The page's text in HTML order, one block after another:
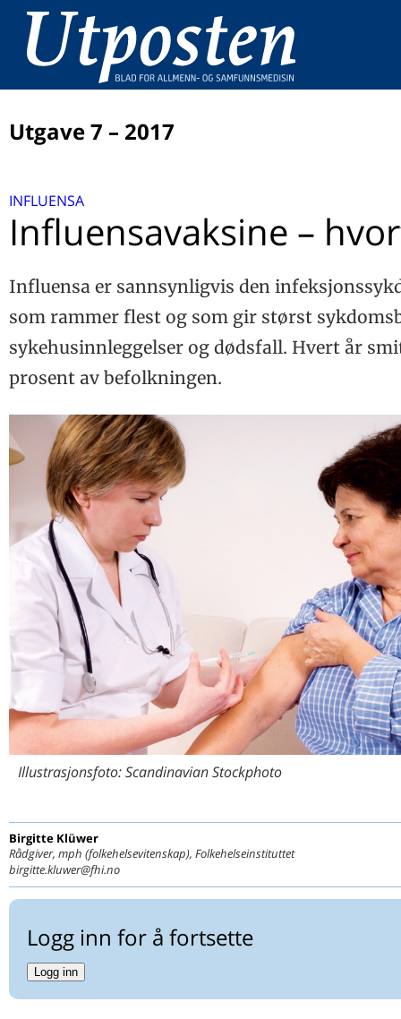
Utgave 7 – 2017
Tingene som teller
UTPOSTENS DOBBELTTIME
Fra stedfortreder til styreleder
ALLMENNMEDISINSKE UTFORDRINGER
Kjøreregler: Vanedannende legemidler og bilkjøring
INFLUENSA
Influensavaksine – hvorfor?
RAK
‘Riktigere Antibiotikabruk i Kommunene’
RASK
Antibiotikastyring i sykehjem – et nybrottsarbeid
Program for folkehelsearbeid i kommunene
PROSJEKT
Hva ALIS-VEST er og kan være
DIABETES
Kompetansehevende kurs i diabetes
Oppfølging av diabetespasienter
MAT SOM MEDISIN
Mat som medisin
MENINGOKOKKVAKSINE
Bør ungdom vaksinere seg mot meningokokksykdom?
NIDAROSKONGRESSEN
Nidaroskongressen
Prisutdelingene
JUBILANT
Tove Rutle 70 år
RELIS
Kan vi stole på bivirkningsdata fra kliniske studier?
BOKANMELDELSE
Kommunikasjon er ikkje berre kommunikasjon
LYRIKKSTAFETTEN
Vårtegn nordpå
INFLUENSA
Influensavaksine –
Influensa er sannsynligvis den
som rammer flest og som gir størst
sykehusinnleggelser og dødsfall. Hvert år
prosent av befolkningen.
Illustrasjonsfoto: Scandinavian Stockphoto
Birgitte Klüwer
Rådgiver, mph (folkehelsevitenskap), Folkehelseinstituttet
birgitte.kluwer@fhi.no
Logg inn for å fortsette
Logg inn